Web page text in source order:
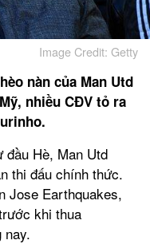
Image Credit: Getty
nàn của Man Utd
nhiều CĐV tỏ ra
đầu Hè, Man Utd
thi đấu chính thức.
Jose Earthquakes,
khi thua
nay.